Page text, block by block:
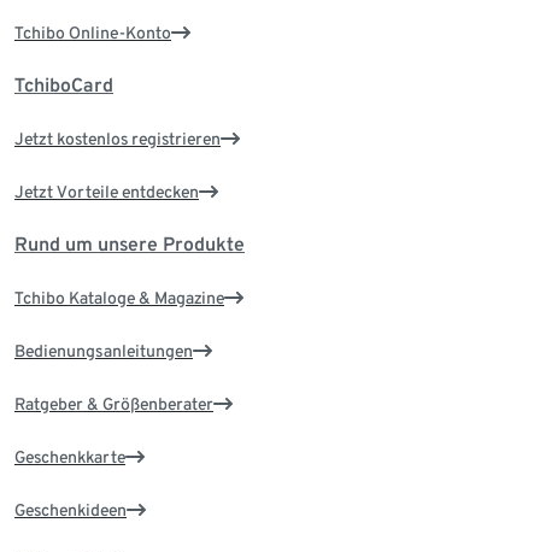
Tchibo Online-Konto
TchiboCard
Jetzt kostenlos registrieren
Jetzt Vorteile entdecken
Rund um unsere Produkte
Tchibo Kataloge & Magazine
Bedienungsanleitungen
Ratgeber & Größenberater
Geschenkkarte
Geschenkideen